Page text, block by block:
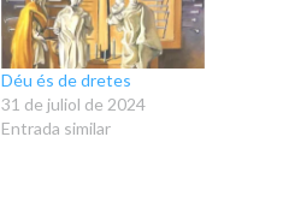
Déu és de dretes
31 de juliol de 2024
Entrada similar